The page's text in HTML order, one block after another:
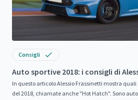
Consigli
Auto sportive 2018: i consigli di
In questo articolo Alessio Frassinetti mostra
del 2018, chiamate anche "Hot Hatch". Sono